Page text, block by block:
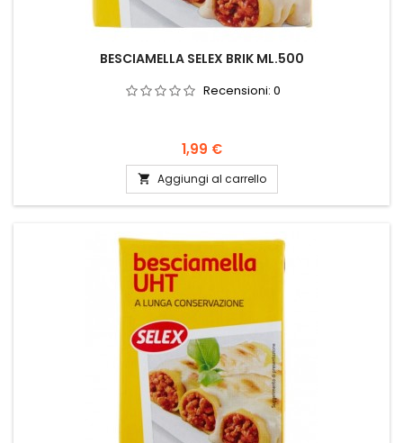
BESCIAMELLA SELEX BRIK ML.500
Recensioni: 0
Prezzo
1,99 €
 Aggiungi al carrello